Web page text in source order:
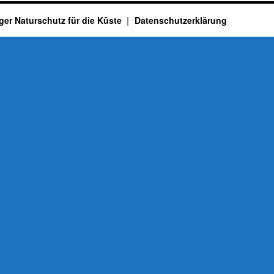
Naturschutz für die Küste Datenschutzerklärung